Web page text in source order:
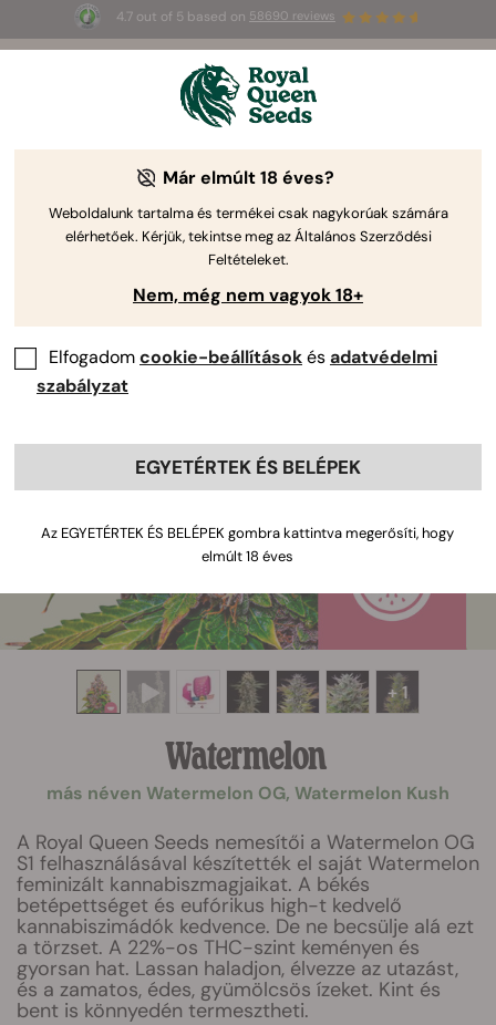
4.7 out of 5 based on 58690 reviews
Triple G Autoaz első 100-nak,
+ 1
Watermelon
más néven Watermelon OG, Watermelon Kush
A Royal Queen Seeds nemesítői a Watermelon OG
S1 felhasználásával készítették el saját Watermelon
feminizált kannabiszmagjaikat. A békés
betépettséget és eufórikus high-t kedvelő
kannabiszimádók kedvence. De ne becsülje alá ezt
a törzset. A 22%-os THC-szint keményen és
gyorsan hat. Lassan haladjon, élvezze az utazást,
és a zamatos, édes, gyümölcsös ízeket. Kint és
bent is könnyedén termesztheti.
Már elmúlt 18 éves?
Weboldalunk tartalma és termékei csak nagykorúak számára
elérhetőek. Kérjük, tekintse meg az Általános Szerződési
Feltételeket.
Nem, még nem vagyok 18+
Elfogadomcookie-beállításokésadatvédelmi
szabályzat
EGYETÉRTEK ÉS BELÉPEK
Az EGYETÉRTEK ÉS BELÉPEK gombra kattintva megerősíti, hogy
elmúlt 18 éves